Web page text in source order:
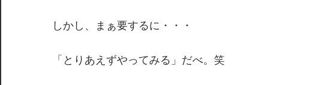
しかし、まぁ要するに・・・
「とりあえずやってみる」だべ。笑